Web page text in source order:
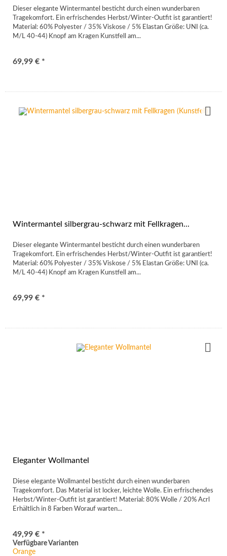
Dieser elegante Wintermantel besticht durch einen wunderbaren
Tragekomfort. Ein erfrischendes Herbst/Winter-Outfit ist garantiert!
Material: 60% Polyester / 35% Viskose / 5% Elastan Größe: UNI (ca.
M/L 40-44) Knopf am Kragen Kunstfell am...
69,99 € *
Wintermantel silbergrau-schwarz mit Fellkragen...
Dieser elegante Wintermantel besticht durch einen wunderbaren
Tragekomfort. Ein erfrischendes Herbst/Winter-Outfit ist garantiert!
Material: 60% Polyester / 35% Viskose / 5% Elastan Größe: UNI (ca.
M/L 40-44) Knopf am Kragen Kunstfell am...
69,99 € *
Eleganter Wollmantel
Diese elegante Wollmantel besticht durch einen wunderbaren
Tragekomfort. Das Material ist locker, leichte Wolle. Ein erfrischendes
Herbst/Winter-Outfit ist garantiert! Material: 80% Wolle / 20% Acrl
Erhältlich in 8 Farben Worauf warten...
49,99 € *
Verfügbare Varianten
Orange